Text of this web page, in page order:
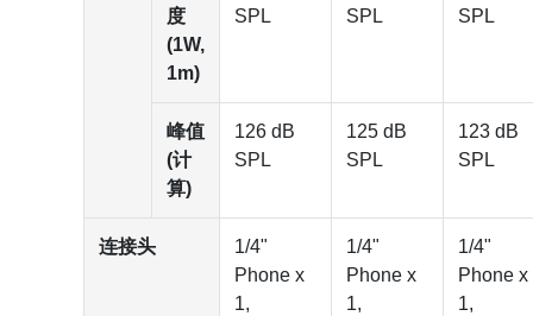
度
(1W,
1m)
SPL
SPL
SPL
峰值
(计
算)
126 dB
SPL
125 dB
SPL
123 dB
SPL
连接头
1/4"
Phone x
1,
1/4"
Phone x
1,
1/4"
Phone x
1,